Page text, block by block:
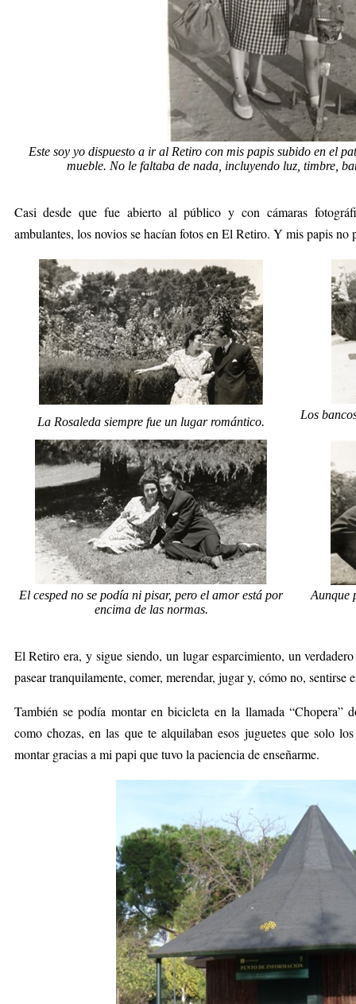
Este soy yo dispuesto a ir al Retiro con mis papis subido en el
mueble. No le faltaba de nada, incluyendo luz, timbre,
Casi desde que fue abierto al público y con cámaras
ambulantes, los novios se hacían fotos en El Retiro. Y mis papis
La Rosaleda siempre fue un lugar romántico.
Los
El cesped no se podía ni pisar, pero el amor está por
encima de las normas.
Aunque
El Retiro era, y sigue siendo, un lugar esparcimiento, un
pasear tranquilamente, comer, merendar, jugar y, cómo no, sentirse
También se podía montar en bicicleta en la llamada “Chopera”
como chozas, en las que te alquilaban esos juguetes que solo
montar gracias a mi papi que tuvo la paciencia de enseñarme.